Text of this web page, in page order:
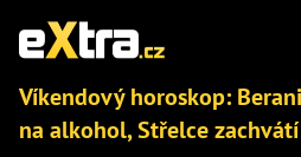
Víkendový horoskop:
na alkohol, Střelce